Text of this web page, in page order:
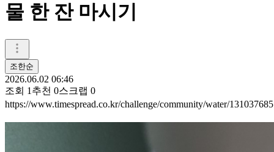
물 한 잔 마시기
조한순
2026.06.02 06:46
조회 1 추천 0스크랩 0
https://www.timespread.co.kr/challenge/community/water/131037685